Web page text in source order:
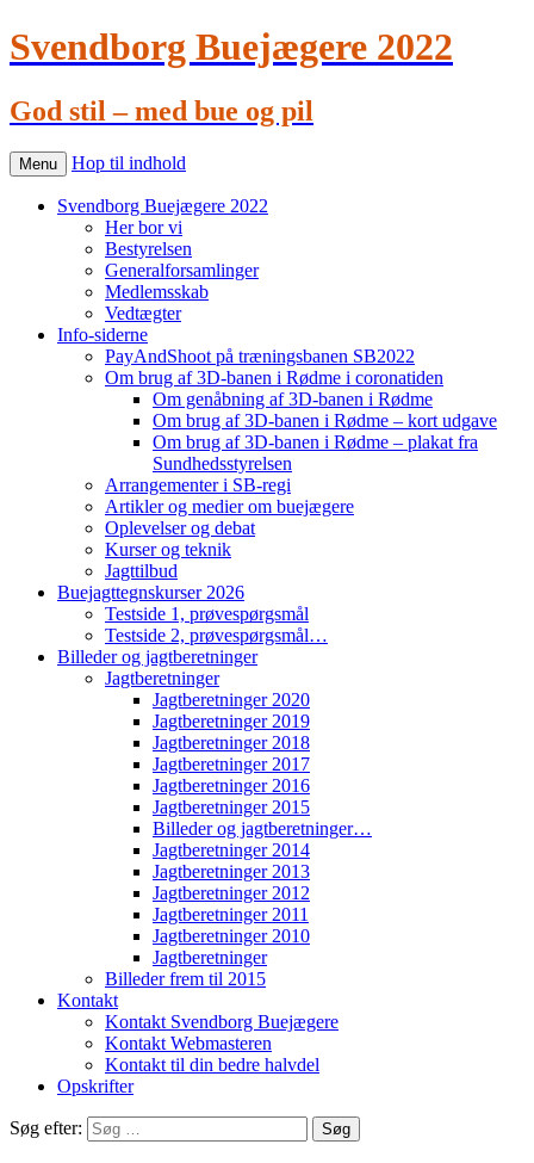
Svendborg Buejægere 2022
God stil – med bue og pil
Menu Hop til indhold
Svendborg Buejægere 2022
Her bor vi
Bestyrelsen
Generalforsamlinger
Medlemsskab
Vedtægter
Info-siderne
PayAndShoot på træningsbanen SB2022
Om brug af 3D-banen i Rødme i coronatiden
Om genåbning af 3D-banen i Rødme
Om brug af 3D-banen i Rødme – kort udgave
Om brug af 3D-banen i Rødme – plakat fra
Sundhedsstyrelsen
Arrangementer i SB-regi
Artikler og medier om buejægere
Oplevelser og debat
Kurser og teknik
Jagttilbud
Buejagttegnskurser 2026
Testside 1, prøvespørgsmål
Testside 2, prøvespørgsmål…
Billeder og jagtberetninger
Jagtberetninger
Jagtberetninger 2020
Jagtberetninger 2019
Jagtberetninger 2018
Jagtberetninger 2017
Jagtberetninger 2016
Jagtberetninger 2015
Billeder og jagtberetninger…
Jagtberetninger 2014
Jagtberetninger 2013
Jagtberetninger 2012
Jagtberetninger 2011
Jagtberetninger 2010
Jagtberetninger
Billeder frem til 2015
Kontakt
Kontakt Svendborg Buejægere
Kontakt Webmasteren
Kontakt til din bedre halvdel
Opskrifter
Søg efter: